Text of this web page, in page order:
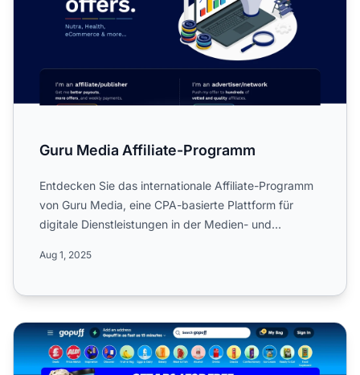
Guru Media Affiliate-Programm
Entdecken Sie das internationale Affiliate-Programm
von Guru Media, eine CPA-basierte Plattform für
digitale Dienstleistungen in der Medien- und
Aug 1, 2025
GoPuff Affiliate-Programm